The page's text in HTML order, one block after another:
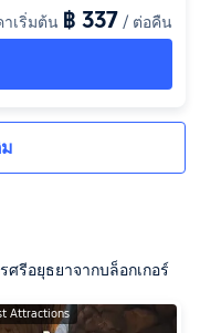
าเริ่มต้น ฿ 337 / ต่อคืน
รีอยุธยาจากบล็อกเกอร์
Attractions